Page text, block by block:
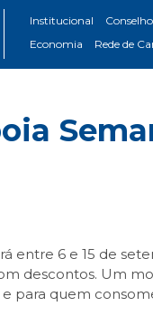
Institucional
Economia
Rede de
entre 6 e 15 de
descontos. Um
para quem